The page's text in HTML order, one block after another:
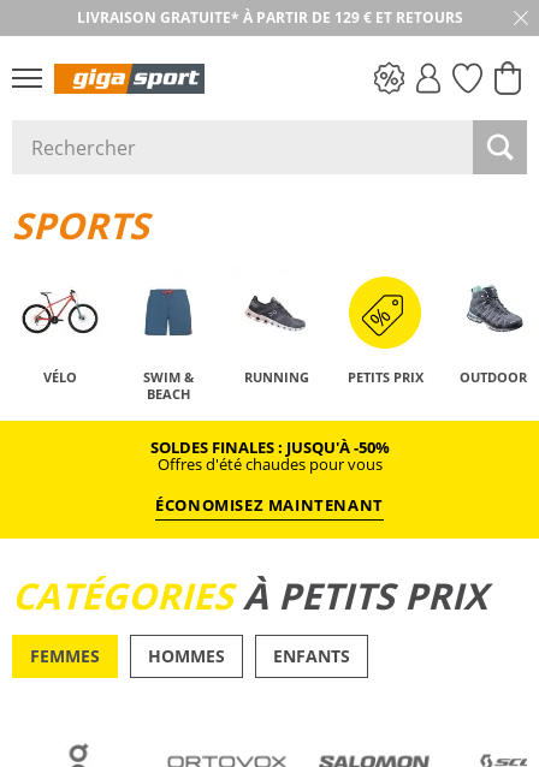
LIVRAISON GRATUITE* À PARTIR DE 129 € ET RETOURS
RETOUR SOUS 30 JOURS
SPORTS
VÉLO
SWIM &
BEACH
RUNNING PETITS PRIX OUTDOOR
SOLDES FINALES : JUSQU'À -50%
Offres d'été chaudes pour vous
ÉCONOMISEZ MAINTENANT
CATÉGORIESÀ PETITS PRIX
FEMMES HOMMES ENFANTS